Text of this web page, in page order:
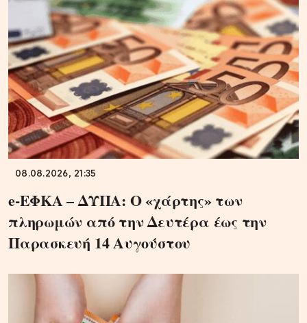
08.08.2026, 21:35
e-ΕΦΚΑ – ΔΥΠΑ: Ο «χάρτης» των
πληρωμών από την Δευτέρα έως την
Παρασκευή 14 Αυγούστου